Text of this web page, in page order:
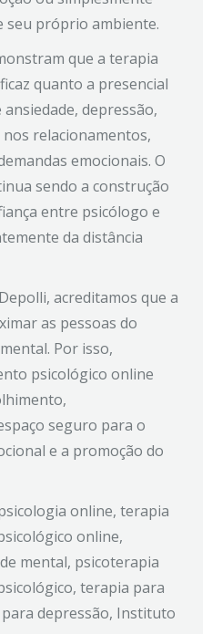
próprio ambiente.
que a terapia
quanto a presencial
depressão,
relacionamentos,
emocionais. O
sendo a construção
entre psicólogo e
da distância
acreditamos que a
as pessoas do
Por isso,
psicológico online
seguro para o
e a promoção do
online, terapia
online,
mental, psicoterapia
terapia para
depressão, Instituto